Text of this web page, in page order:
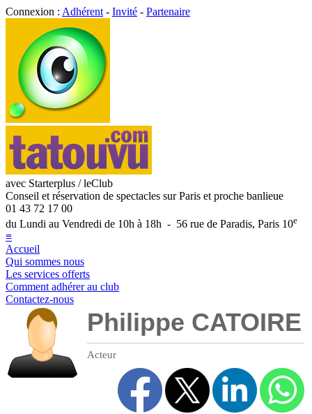
Connexion : Adhérent - Invité - Partenaire
avec Starterplus / leClub
Conseil et réservation de spectacles sur Paris et proche banlieue
01 43 72 17 00
du Lundi au Vendredi de 10h à 18h - 56 rue de Paradis, Paris 10e
≡
Accueil
Qui sommes nous
Les services offerts
Comment adhérer au club
Contactez-nous
Philippe CATOIRE
Acteur